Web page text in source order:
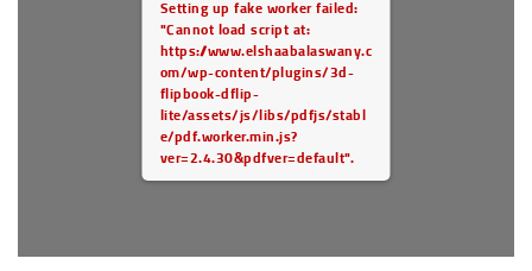
Setting up fake worker failed:
"Cannot load script at:
https://www.elshaabalaswany.c
om/wp-content/plugins/3d-
flipbook-dflip-
lite/assets/js/libs/pdfjs/stabl
e/pdf.worker.min.js?
ver=2.4.30&pdfver=default".